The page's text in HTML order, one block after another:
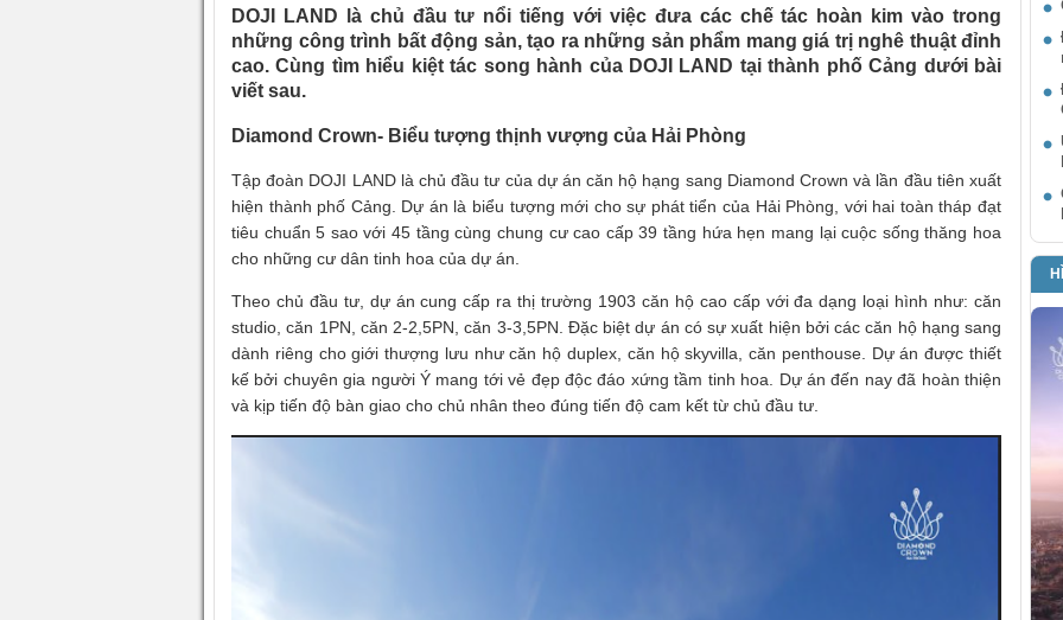
DOJI LAND là chủ đầu tư nổi tiếng với việc đưa các chế tác hoàn kim vào trong
những công trình bất động sản, tạo ra những sản phẩm mang giá trị nghê thuật đỉnh
cao. Cùng tìm hiểu kiệt tác song hành của DOJI LAND tại thành phố Cảng dưới bài
viết sau.
Diamond Crown- Biểu tượng thịnh vượng của Hải Phòng
Tập đoàn DOJI LAND là chủ đầu tư của dự án căn hộ hạng sang Diamond Crown và lần đầu tiên xuất
hiện thành phố Cảng. Dự án là biểu tượng mới cho sự phát tiển của Hải Phòng, với hai toàn tháp đạt
tiêu chuẩn 5 sao với 45 tầng cùng chung cư cao cấp 39 tầng hứa hẹn mang lại cuộc sống thăng hoa
cho những cư dân tinh hoa của dự án.
Theo chủ đầu tư, dự án cung cấp ra thị trường 1903 căn hộ cao cấp với đa dạng loại hình như: căn
studio, căn 1PN, căn 2-2,5PN, căn 3-3,5PN. Đặc biệt dự án có sự xuất hiện bởi các căn hộ hạng sang
dành riêng cho giới thượng lưu như căn hộ duplex, căn hộ skyvilla, căn penthouse. Dự án được thiết
kế bởi chuyên gia người Ý mang tới vẻ đẹp độc đáo xứng tầm tinh hoa. Dự án đến nay đã hoàn thiện
và kịp tiến độ bàn giao cho chủ nhân theo đúng tiến độ cam kết từ chủ đầu tư.